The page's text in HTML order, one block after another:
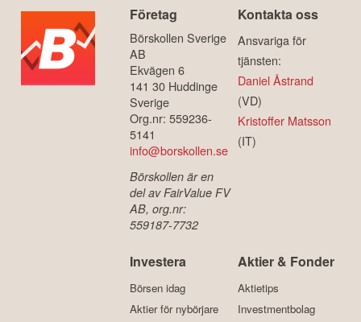
Företag
Börskollen Sverige
AB
Ekvägen 6
141 30 Huddinge
Sverige
Org.nr: 559236-
5141
info@borskollen.se
Börskollen är en
del av FairValue FV
AB, org.nr:
559187-7732
Kontakta oss
Ansvariga för
tjänsten:
Daniel Åstrand
(VD)
Kristoffer Matsson
(IT)
Investera
Börsen idag
Aktier för nybörjare
Aktier & Fonder
Aktietips
Investmentbolag